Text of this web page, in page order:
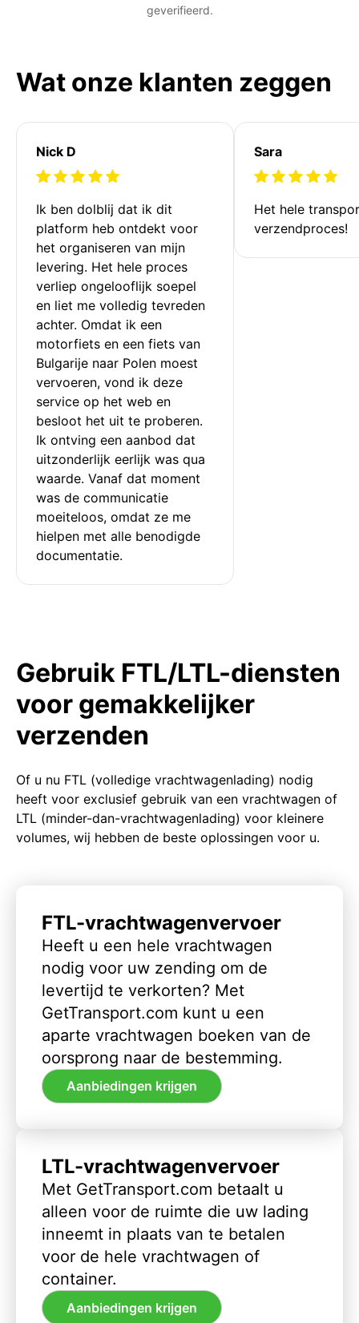
geverifieerd.
Wat onze klanten zeggen
Nick D
Ik ben dolblij dat ik dit
platform heb ontdekt voor
het organiseren van mijn
levering. Het hele proces
verliep ongelooflijk soepel
en liet me volledig tevreden
achter. Omdat ik een
motorfiets en een fiets van
Bulgarije naar Polen moest
vervoeren, vond ik deze
service op het web en
besloot het uit te proberen.
Ik ontving een aanbod dat
uitzonderlijk eerlijk was qua
waarde. Vanaf dat moment
was de communicatie
moeiteloos, omdat ze me
hielpen met alle benodigde
documentatie.
Sara
Het hele
verzendproces!
Gebruik FTL/LTL-diensten
voor gemakkelijker
verzenden
Of u nu FTL (volledige vrachtwagenlading) nodig
heeft voor exclusief gebruik van een vrachtwagen of
LTL (minder-dan-vrachtwagenlading) voor kleinere
volumes, wij hebben de beste oplossingen voor u.
FTL-vrachtwagenvervoer
Heeft u een hele vrachtwagen
nodig voor uw zending om de
levertijd te verkorten? Met
GetTransport.com kunt u een
aparte vrachtwagen boeken van de
oorsprong naar de bestemming.
Aanbiedingen krijgen
LTL-vrachtwagenvervoer
Met GetTransport.com betaalt u
alleen voor de ruimte die uw lading
inneemt in plaats van te betalen
voor de hele vrachtwagen of
container.
Aanbiedingen krijgen